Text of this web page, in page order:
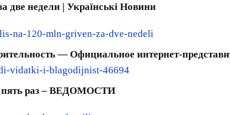
две недели | Українські Новини
na-120-mln-griven-za-dve-nedeli
— Официальное интернет-
vidatki-i-blagodijnist-46694
пять раз – ВЕДОМОСТИ